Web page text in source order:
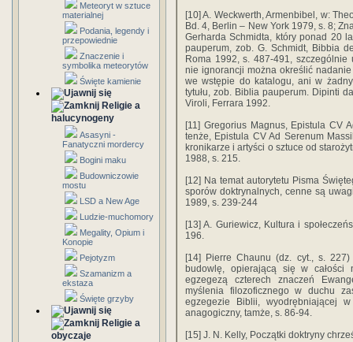
Meteoryt w sztuce
materialnej
Podania, legendy i
przepowiednie
Znaczenie i
symbolika meteorytów
Święte kamienie
Religie a
halucynogeny
Asasyni -
Fanatyczni mordercy
Bogini maku
Budowniczowie
mostu
LSD a New Age
Ludzie-muchomory
Megality, Opium i
Konopie
Pejotyzm
Szamanizm a
ekstaza
Święte grzyby
Religie a
obyczaje
[10] A. Weckwerth, Armenbibel, w:
Bd. 4, Berlin – New York 1979, s. 8;
Gerharda Schmidta, który ponad 20
pauperum, zob. G. Schmidt, Bibbia
Roma 1992, s. 487-491,
nie ignorancji można określić nadanie
we wstępie do katalogu, ani w
tytułu, zob. Biblia pauperum. Dipinti
Viroli, Ferrara 1992.
[11] Gregorius Magnus, Epistula CV
tenże, Epistula CV Ad Serenum
kronikarze i artyści o sztuce od
1988, s. 215.
[12] Na temat autorytetu Pisma
sporów doktrynalnych, cenne są
1989, s. 239-244
[13] A. Guriewicz, Kultura i
196.
[14] Pierre Chaunu (dz. cyt., s.
budowlę, opierającą się w całości
egzegezą czterech znaczeń
myślenia filozoficznego w duchu
egzegezie Biblii, wyodrębniającej
anagogiczny, tamże, s. 86-94.
[15] J. N. Kelly, Początki doktryny